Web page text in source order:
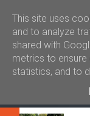
This site uses
and to analyze
shared with
metrics to ensure
statistics, and to